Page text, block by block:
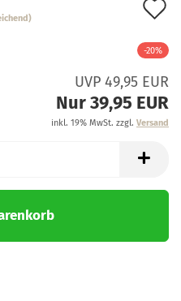
-20%
UVP 49,95 EUR
Nur 39,95 EUR
inkl. 19% MwSt. zzgl. Versand